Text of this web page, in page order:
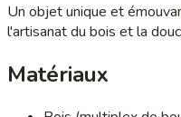
Un objet unique et
l'artisanat du bois et la
Matériaux